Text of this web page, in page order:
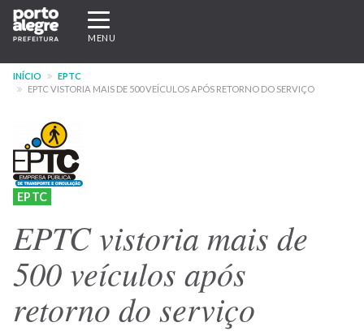
Pular
para
conteúdo
principal
Expandir/recolher
navegação
MENU
INÍCIO
EPTC
EPTC VISTORIA MAIS DE 500 VEÍCULOS APÓS RETORNO DO SERVIÇO
EPTC
EPTC vistoria mais de
500 veículos após
retorno do serviço